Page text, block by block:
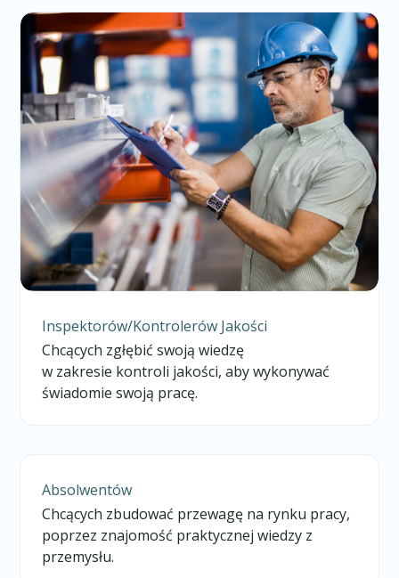
Inspektorów/Kontrolerów Jakości
Chcących zgłębić swoją wiedzę
w zakresie kontroli jakości, aby wykonywać
świadomie swoją pracę.
Absolwentów
Chcących zbudować przewagę na rynku pracy,
poprzez znajomość praktycznej wiedzy z
przemysłu.